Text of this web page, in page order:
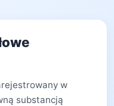
w
substancją